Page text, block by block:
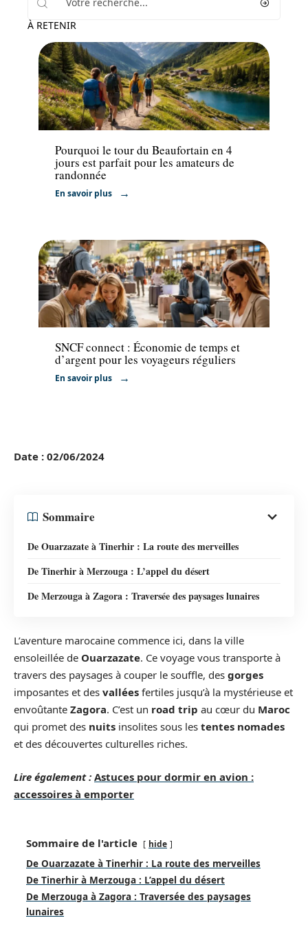
À RETENIR
Activités
Pourquoi le tour du Beaufortain en 4
jours est parfait pour les amateurs de
randonnée
En savoir plus
Transport
SNCF connect : Économie de temps et
d’argent pour les voyageurs réguliers
En savoir plus
Date : 02/06/2024
Sommaire
De Ouarzazate à Tinerhir : La route des merveilles
De Tinerhir à Merzouga : L’appel du désert
De Merzouga à Zagora : Traversée des paysages lunaires
L’aventure marocaine commence ici, dans la ville
ensoleillée de Ouarzazate. Ce voyage vous transporte à
travers des paysages à couper le souffle, des gorges
imposantes et des vallées fertiles jusqu’à la mystérieuse et
envoûtante Zagora. C’est un road trip au cœur du Maroc
qui promet des nuits insolites sous les tentes nomades
et des découvertes culturelles riches.
Lire également : Astuces pour dormir en avion :
accessoires à emporter
Sommaire de l'article hide
De Ouarzazate à Tinerhir : La route des merveilles
De Tinerhir à Merzouga : L’appel du désert
De Merzouga à Zagora : Traversée des paysages
lunaires